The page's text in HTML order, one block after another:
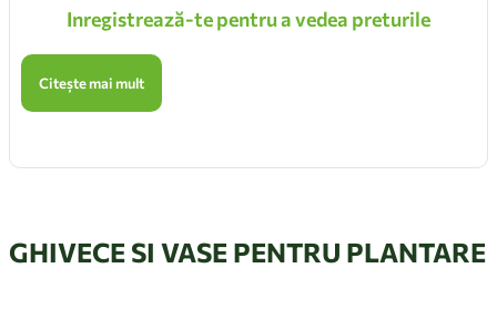
Inregistrează-te pentru a vedea preturile
Citește mai mult
GHIVECE SI VASE PENTRU PLANTARE